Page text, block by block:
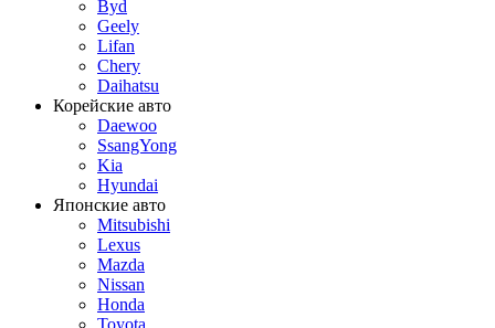
Byd
Geely
Lifan
Chery
Daihatsu
Корейские авто
Daewoo
SsangYong
Kia
Hyundai
Японские авто
Mitsubishi
Lexus
Mazda
Nissan
Honda
Toyota